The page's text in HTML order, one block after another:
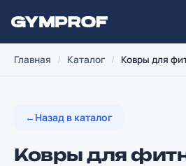
Главная / Каталог / Ковры для
←Назад в каталог
Ковры для